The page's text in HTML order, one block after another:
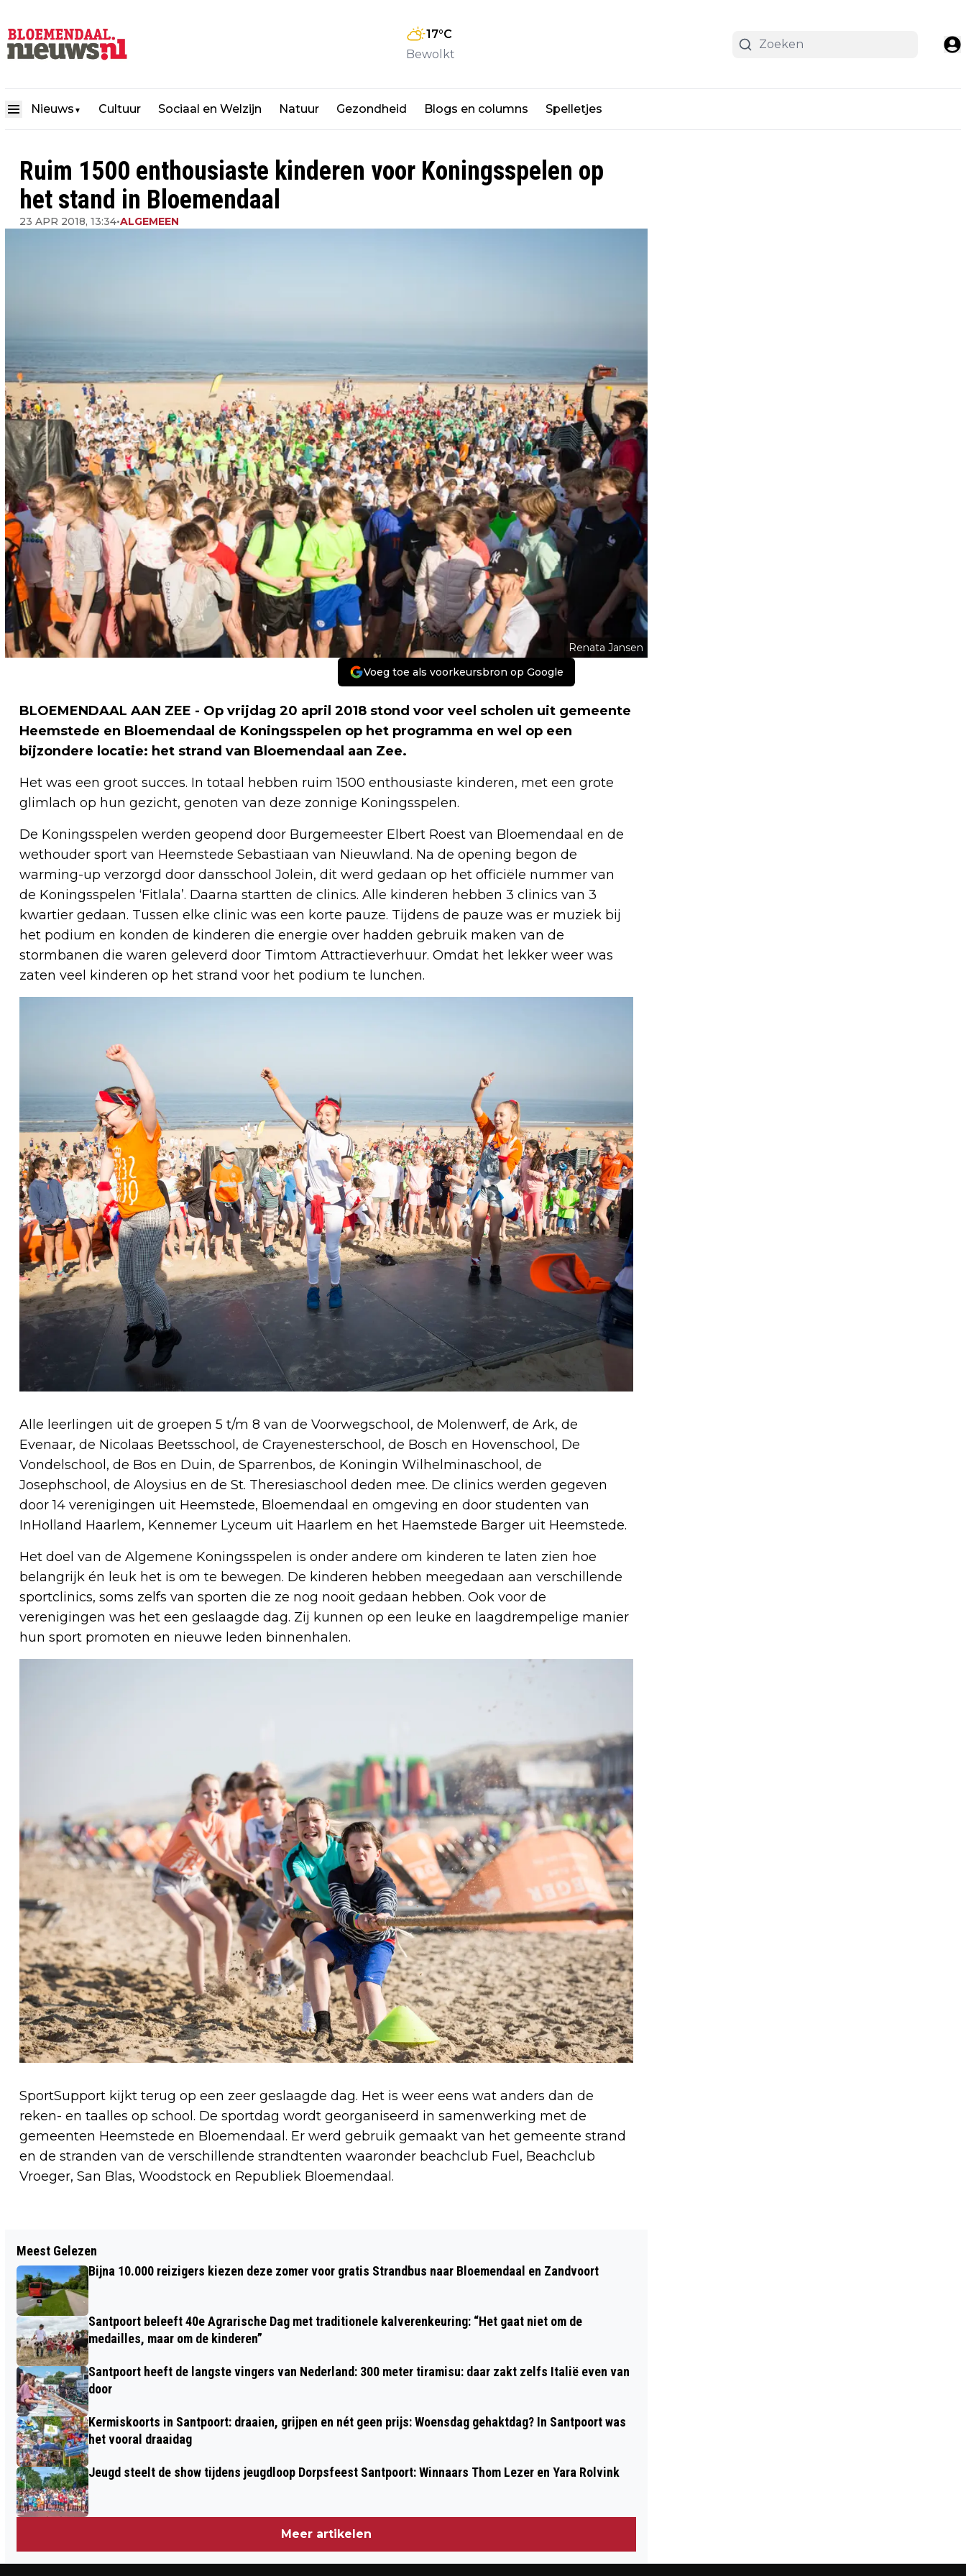
17°C
Bewolkt
Nieuws ▼ Cultuur Sociaal en Welzijn Natuur Gezondheid Blogs en columns Spelletjes
Ruim 1500 enthousiaste kinderen voor Koningsspelen op
het stand in Bloemendaal
23 APR 2018, 13:34•ALGEMEEN
Renata Jansen
Voeg toe als voorkeursbron op Google
BLOEMENDAAL AAN ZEE - Op vrijdag 20 april 2018 stond voor veel scholen uit gemeente
Heemstede en Bloemendaal de Koningsspelen op het programma en wel op een
bijzondere locatie: het strand van Bloemendaal aan Zee.
Het was een groot succes. In totaal hebben ruim 1500 enthousiaste kinderen, met een grote
glimlach op hun gezicht, genoten van deze zonnige Koningsspelen.
De Koningsspelen werden geopend door Burgemeester Elbert Roest van Bloemendaal en de
wethouder sport van Heemstede Sebastiaan van Nieuwland. Na de opening begon de
warming-up verzorgd door dansschool Jolein, dit werd gedaan op het officiële nummer van
de Koningsspelen ‘Fitlala’. Daarna startten de clinics. Alle kinderen hebben 3 clinics van 3
kwartier gedaan. Tussen elke clinic was een korte pauze. Tijdens de pauze was er muziek bij
het podium en konden de kinderen die energie over hadden gebruik maken van de
stormbanen die waren geleverd door Timtom Attractieverhuur. Omdat het lekker weer was
zaten veel kinderen op het strand voor het podium te lunchen.
Alle leerlingen uit de groepen 5 t/m 8 van de Voorwegschool, de Molenwerf, de Ark, de
Evenaar, de Nicolaas Beetsschool, de Crayenesterschool, de Bosch en Hovenschool, De
Vondelschool, de Bos en Duin, de Sparrenbos, de Koningin Wilhelminaschool, de
Josephschool, de Aloysius en de St. Theresiaschool deden mee. De clinics werden gegeven
door 14 verenigingen uit Heemstede, Bloemendaal en omgeving en door studenten van
InHolland Haarlem, Kennemer Lyceum uit Haarlem en het Haemstede Barger uit Heemstede.
Het doel van de Algemene Koningsspelen is onder andere om kinderen te laten zien hoe
belangrijk én leuk het is om te bewegen. De kinderen hebben meegedaan aan verschillende
sportclinics, soms zelfs van sporten die ze nog nooit gedaan hebben. Ook voor de
verenigingen was het een geslaagde dag. Zij kunnen op een leuke en laagdrempelige manier
hun sport promoten en nieuwe leden binnenhalen.
SportSupport kijkt terug op een zeer geslaagde dag. Het is weer eens wat anders dan de
reken- en taalles op school. De sportdag wordt georganiseerd in samenwerking met de
gemeenten Heemstede en Bloemendaal. Er werd gebruik gemaakt van het gemeente strand
en de stranden van de verschillende strandtenten waaronder beachclub Fuel, Beachclub
Vroeger, San Blas, Woodstock en Republiek Bloemendaal.
UITNODIGING CULTUURSPECIAL
‘GARDENSONGS’
AFLEVERING VAN AREOPAGUS IN DE
Meest Gelezen
Bijna 10.000 reizigers kiezen deze zomer voor gratis Strandbus naar Bloemendaal en Zandvoort
Santpoort beleeft 40e Agrarische Dag met traditionele kalverenkeuring: “Het gaat niet om de
medailles, maar om de kinderen”
Santpoort heeft de langste vingers van Nederland: 300 meter tiramisu: daar zakt zelfs Italië even van
door
Kermiskoorts in Santpoort: draaien, grijpen en nét geen prijs: Woensdag gehaktdag? In Santpoort was
het vooral draaidag
Jeugd steelt de show tijdens jeugdloop Dorpsfeest Santpoort: Winnaars Thom Lezer en Yara Rolvink
Meer artikelen